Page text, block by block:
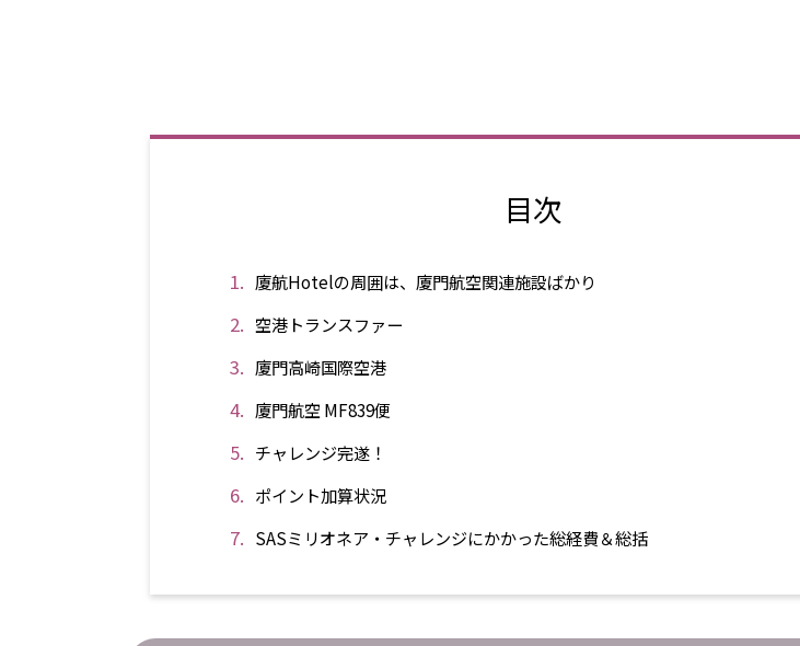
目次
廈航Hotelの周囲は、廈門航空関連施設ばかり
空港トランスファー
廈門高崎国際空港
廈門航空 MF839便
チャレンジ完遂！
ポイント加算状況
SASミリオネア・チャレンジにかかった総経費＆総括